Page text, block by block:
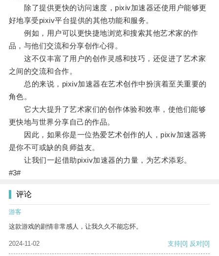
除了提供更快的访问速度，pixiv加速器还使用户能够更
好地享受pixiv平台提供的其他功能和服务。
例如，用户可以更快捷地浏览和搜索其他艺术家的作
品，与他们交流和分享创作心得。
这不仅丰富了用户的创作灵感和技巧，还促进了艺术家
之间的交流和合作。
总的来说，pixiv加速器在艺术创作中扮演着至关重要的
角色。
它大大提升了艺术家们的创作体验和效率，使他们能够
更快地与世界分享自己的作品。
因此，如果你是一位热爱艺术创作的人，pixiv加速器将
是你不可或缺的良师益友。
让我们一起借助pixiv加速器的力量，为艺术添彩。
#3#
评论
游客
这款游戏的剧情非常感人，让我久久不能忘怀。
2024-11-02 支持[0] 反对[0]